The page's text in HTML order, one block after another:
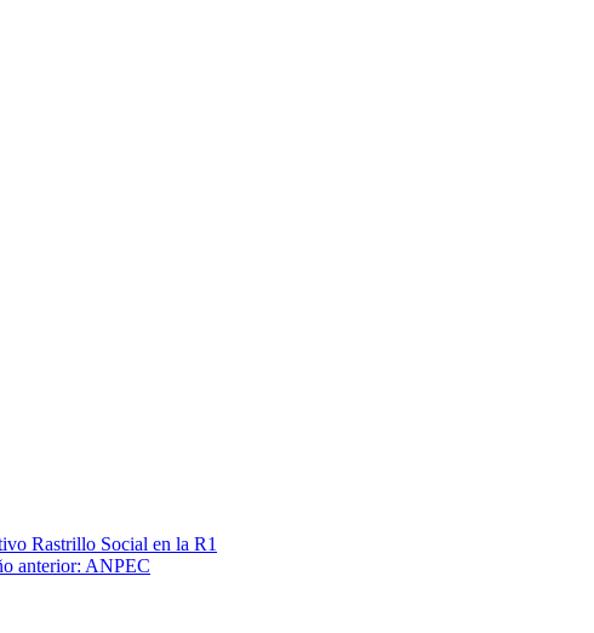
Rastrillo Social en la R1
anterior: ANPEC